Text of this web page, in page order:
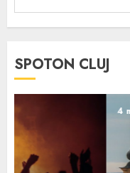
SPOTON CLUJ